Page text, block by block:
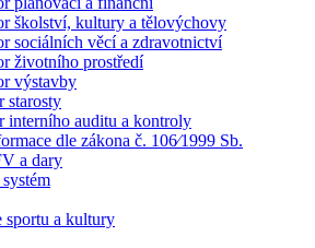
školství, kultury a tělovýchovy
sociálních věcí a zdravotnictví
životního prostředí
výstavby
starosty
interního auditu a kontroly
dle zákona č. 106⁄1999 Sb.
a dary
a kultury